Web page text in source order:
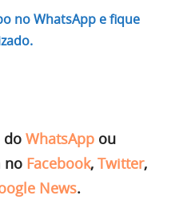
no WhatsApp e fique
do WhatsApp ou
no Facebook, Twitter,
News.